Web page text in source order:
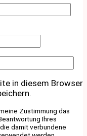
in diesem Browser
Zustimmung das
Ihres
damit verbundene